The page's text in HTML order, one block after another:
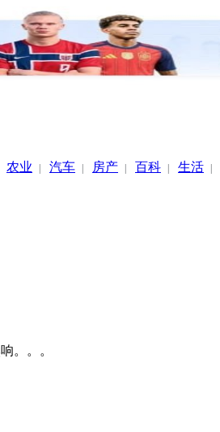
农业 | 汽车 | 房产 | 百科 | 生活 |
。。。